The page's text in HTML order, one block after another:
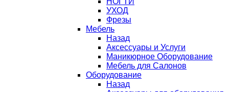
УХОД
Фрезы
Мебель
Назад
Аксессуары и Услуги
Маникюрное Оборудование
Мебель для Салонов
Оборудование
Назад